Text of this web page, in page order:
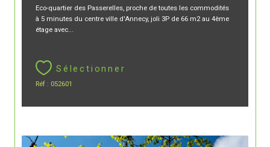
Eco-quartier des Passerelles, proche de toutes les commodités
à 5 minutes du centre ville d'Annecy, joli 3P de 66 m2 au 4ème
étage avec...
Sélectionner
Réf : 052601